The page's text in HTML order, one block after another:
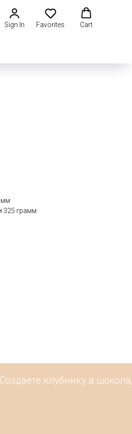
Sign In Favorites Cart
325 грамм
клубнику в